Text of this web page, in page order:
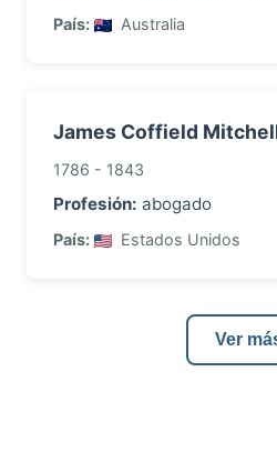
País: Australia
James Coffield
1786 - 1843
Profesión: abogado
País: Estados Unidos
Ver